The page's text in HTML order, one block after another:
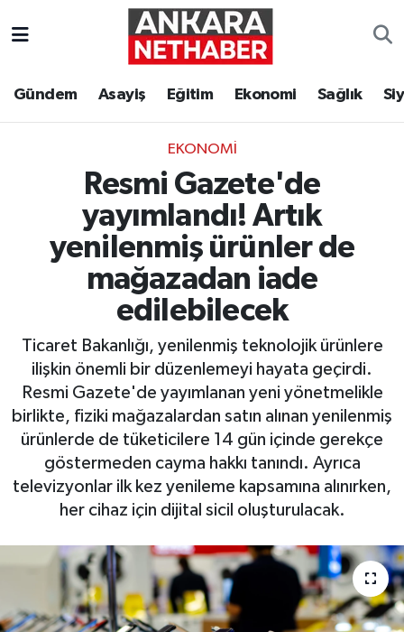
Gündem Asayiş Eğitim Ekonomi Sağlık
EKONOMI
Resmi Gazete'de
yayımlandı! Artık
yenilenmiş ürünler de
mağazadan iade
edilebilecek
Ticaret Bakanlığı, yenilenmiş teknolojik ürünlere
ilişkin önemli bir düzenlemeyi hayata geçirdi.
Resmi Gazete'de yayımlanan yeni yönetmelikle
birlikte, fiziki mağazalardan satın alınan yenilenmiş
ürünlerde de tüketicilere 14 gün içinde gerekçe
göstermeden cayma hakkı tanındı. Ayrıca
televizyonlar ilk kez yenileme kapsamına alınırken,
her cihaz için dijital sicil oluşturulacak.
Ekonomi
Gündem
Kim Kimdir Nereli
Resmi İlanlar
Sağlık
Siyaset
Spor
Yaşam
Ankara Hava Durumu
Tüm Manşetler
Son Dakika Haberleri
Haber Arşivi